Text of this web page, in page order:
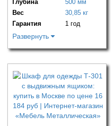
Глубина
500 мм
Вес
30,85 кг
Гарантия
1 год
Развернуть